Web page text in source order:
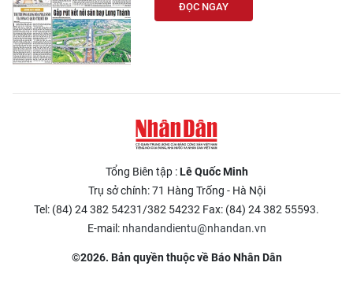
ĐỌC NGAY
Tổng Biên tập :Lê Quốc Minh
Trụ sở chính: 71 Hàng Trống - Hà Nội
Tel: (84) 24 382 54231/382 54232 Fax: (84) 24 382 55593.
E-mail: nhandandientu@nhandan.vn
©2026. Bản quyền thuộc về Báo Nhân Dân